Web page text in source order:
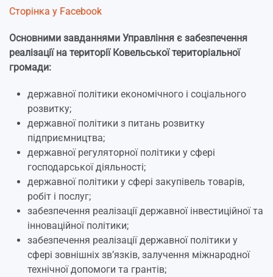
Сторінка у Facebook
Основними завданнями Управління є забезпечення
реалізації на території Ковельської територіальної
громади:
державної політики економічного і соціального
розвитку;
державної політики з питань розвитку
підприємництва;
державної регуляторної політики у сфері
господарської діяльності;
державної політики у сфері закупівель товарів,
робіт і послуг;
забезпечення реалізації державної інвестиційної та
інноваційної політики;
забезпечення реалізації державної політики у
сфері зовнішніх зв’язків, залучення міжнародної
технічної допомоги та грантів;